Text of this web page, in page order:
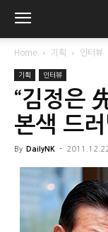
Home 기획 인터뷰
기획 인터뷰
“김정은
본색 드러
By DailyNK -